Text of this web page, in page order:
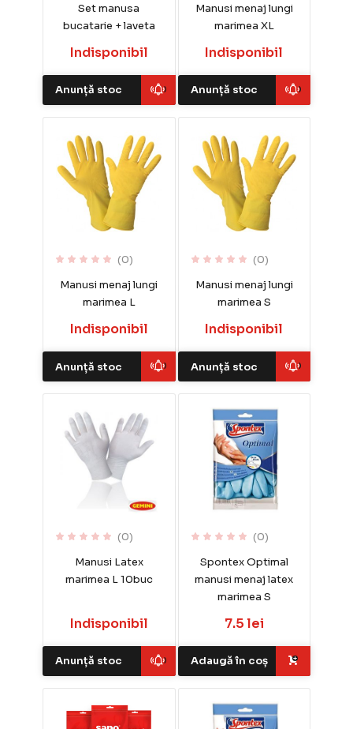
Set manusa
bucatarie + laveta
Indisponibil
Anunță stoc
Manusi menaj lungi
marimea XL
Indisponibil
Anunță stoc
(0)
Manusi menaj lungi
marimea L
Indisponibil
Anunță stoc
(0)
Manusi menaj lungi
marimea S
Indisponibil
Anunță stoc
(0)
Manusi Latex
marimea L 10buc
Indisponibil
Anunță stoc
(0)
Spontex Optimal
manusi menaj latex
marimea S
7.5 lei
Adaugă în coș